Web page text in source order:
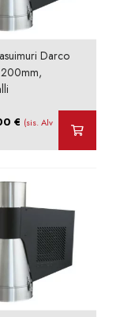
Darco
€ (sis. Alv